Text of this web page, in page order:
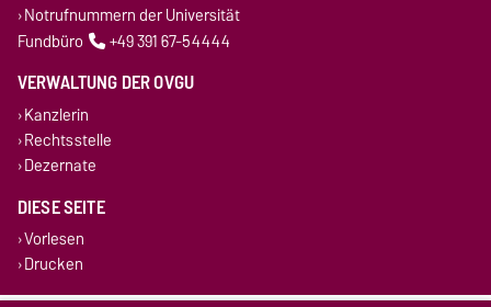
Notrufnummern der Universität
Fundbüro
+49 391 67-54444
VERWALTUNG DER OVGU
Kanzlerin
Rechtsstelle
Dezernate
DIESE SEITE
Vorlesen
Drucken